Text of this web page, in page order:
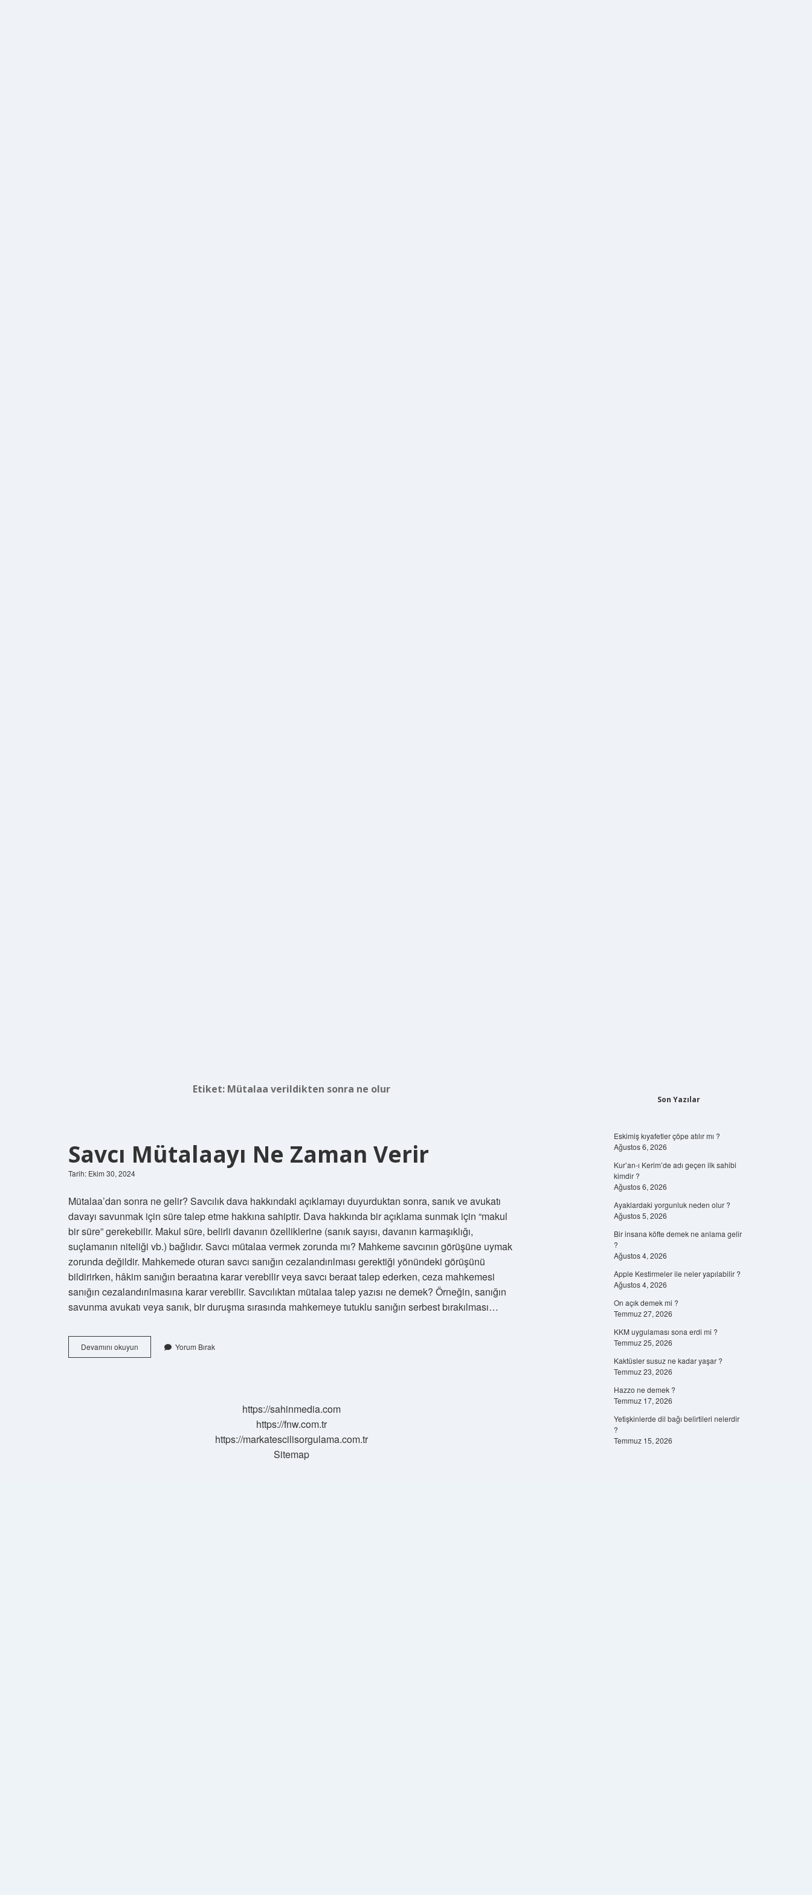
Etiket: Mütalaa verildikten sonra ne olur
Savcı Mütalaayı Ne Zaman Verir
Tarih: Ekim 30, 2024
Mütalaa’dan sonra ne gelir? Savcılık dava hakkındaki açıklamayı duyurduktan sonra, sanık ve avukatı
davayı savunmak için süre talep etme hakkına sahiptir. Dava hakkında bir açıklama sunmak için “makul
bir süre” gerekebilir. Makul süre, belirli davanın özelliklerine (sanık sayısı, davanın karmaşıklığı,
suçlamanın niteliği vb.) bağlıdır. Savcı mütalaa vermek zorunda mı? Mahkeme savcının görüşüne uymak
zorunda değildir. Mahkemede oturan savcı sanığın cezalandırılması gerektiği yönündeki görüşünü
bildirirken, hâkim sanığın beraatına karar verebilir veya savcı beraat talep ederken, ceza mahkemesi
sanığın cezalandırılmasına karar verebilir. Savcılıktan mütalaa talep yazısı ne demek? Örneğin, sanığın
savunma avukatı veya sanık, bir duruşma sırasında mahkemeye tutuklu sanığın serbest bırakılması…
Devamını okuyun
Mütalaayı
Yorum Bırak
https://sahinmedia.com
https://fnw.com.tr
https://markatescilisorgulama.com.tr
Sitemap
Son Yazılar
Eskimiş kıyafetler çöpe atılır mı ?
Ağustos 6, 2026
Kur’an-ı Kerim’de adı geçen ilk sahibi
kimdir ?
Ağustos 6, 2026
Ayaklardaki yorgunluk neden olur ?
Ağustos 5, 2026
Bir insana köfte demek ne anlama gelir
?
Ağustos 4, 2026
Apple Kestirmeler ile neler yapılabilir ?
Ağustos 4, 2026
On açık demek mi ?
Temmuz 27, 2026
KKM uygulaması sona erdi mi ?
Temmuz 25, 2026
Kaktüsler susuz ne kadar yaşar ?
Temmuz 23, 2026
Hazzo ne demek ?
Temmuz 17, 2026
Yetişkinlerde dil bağı belirtileri nelerdir
?
Temmuz 15, 2026